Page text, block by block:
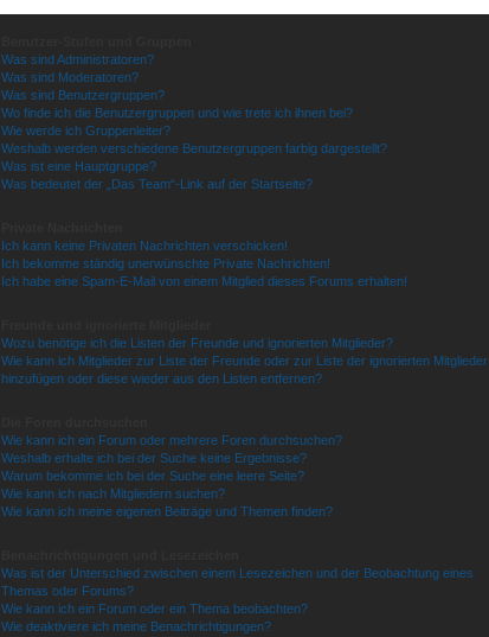
Was sind Administratoren?
Was sind Moderatoren?
Was sind Benutzergruppen?
Wo finde ich die Benutzergruppen und wie trete ich ihnen bei?
Wie werde ich Gruppenleiter?
Weshalb werden verschiedene Benutzergruppen farbig dargestellt?
Was ist eine Hauptgruppe?
Was bedeutet der „Das Team“-Link auf der Startseite?
Ich kann keine Privaten Nachrichten verschicken!
Ich bekomme ständig unerwünschte Private Nachrichten!
Ich habe eine Spam-E-Mail von einem Mitglied dieses Forums erhalten!
Wozu benötige ich die Listen der Freunde und ignorierten Mitglieder?
Wie kann ich Mitglieder zur Liste der Freunde oder zur Liste der ignorierten Mitglieder
hinzufügen oder diese wieder aus den Listen entfernen?
Wie kann ich ein Forum oder mehrere Foren durchsuchen?
Weshalb erhalte ich bei der Suche keine Ergebnisse?
Warum bekomme ich bei der Suche eine leere Seite?
Wie kann ich nach Mitgliedern suchen?
Wie kann ich meine eigenen Beiträge und Themen finden?
Was ist der Unterschied zwischen einem Lesezeichen und der Beobachtung eines
Themas oder Forums?
Wie kann ich ein Forum oder ein Thema beobachten?
Wie deaktiviere ich meine Benachrichtigungen?